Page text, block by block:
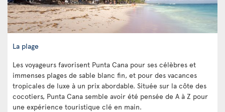
La plage
Les voyageurs favorisent Punta Cana pour ses célèbres et
immenses plages de sable blanc fin, et pour des vacances
tropicales de luxe à un prix abordable. Située sur la côte des
cocotiers, Punta Cana semble avoir été pensée de A à Z pour
une expérience touristique clé en main.